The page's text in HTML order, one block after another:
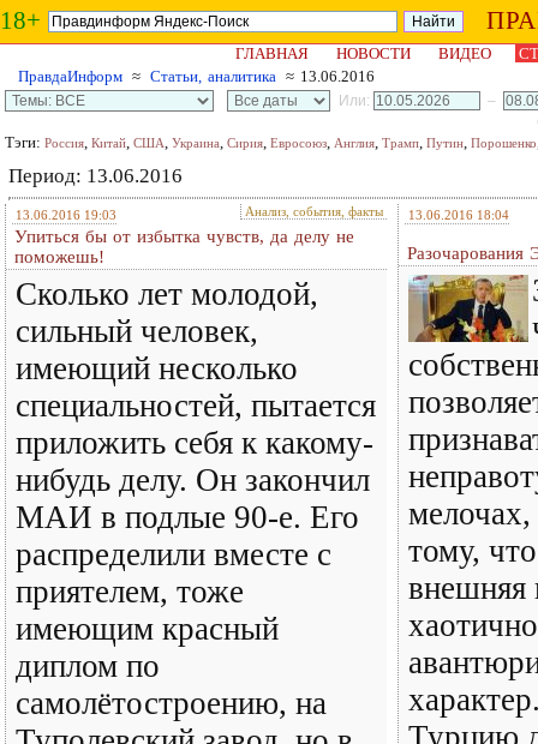
18+
ГЛАВНАЯ НОВОСТИ ВИДЕО
ПравдаИнформ ≈ Статьи, аналитика ≈ 13.06.2016
Или:
–
Тэги: Россия, Китай, США, Украина, Сирия, Евросоюз, Англия, Трамп, Путин, Порошенко
Период: 13.06.2016
13.06.2016 19:03 Анализ, события, факты
Упиться бы от избытка чувств, да делу не
поможешь!
Сколько лет молодой,
сильный человек,
имеющий несколько
специальностей, пытается
приложить себя к какому-
нибудь делу. Он закончил
МАИ в подлые 90-е. Его
распределили вместе с
приятелем, тоже
имеющим красный
диплом по
самолётостроению, на
13.06.2016 18:04
Разочарования
тому,
внешняя
Турцию